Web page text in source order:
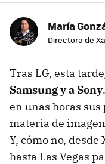
María
Directora de
Tras LG, esta
Samsung y a Sony
en unas horas
materia de
Y, cómo no,
hasta Las Vegas